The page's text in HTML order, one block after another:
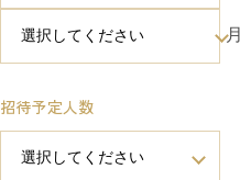
月
招待予定人数